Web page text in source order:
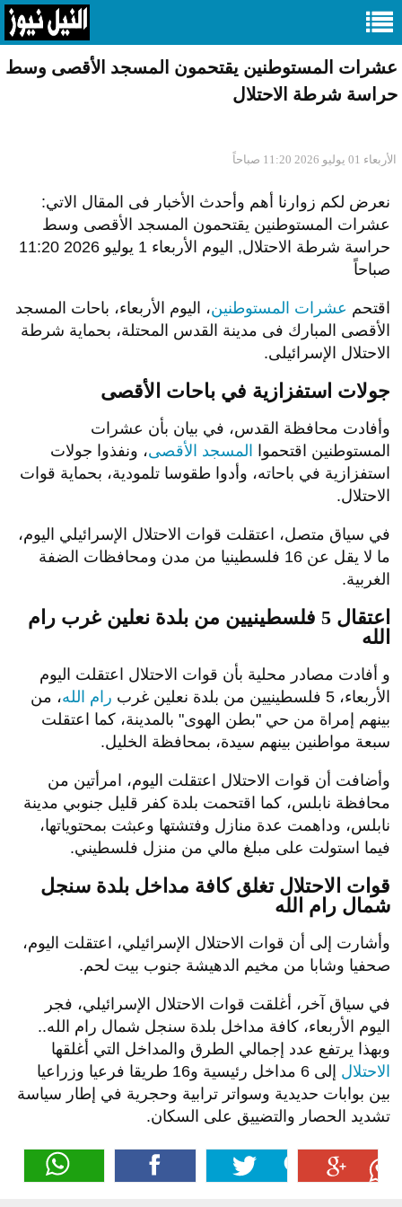
عشرات المستوطنين يقتحمون المسجد الأقصى وسط
حراسة شرطة الاحتلال
الأربعاء 01 يوليو 2026 11:20 صباحاً
نعرض لكم زوارنا أهم وأحدث الأخبار فى المقال الاتي:
عشرات المستوطنين يقتحمون المسجد الأقصى وسط
حراسة شرطة الاحتلال, اليوم الأربعاء 1 يوليو 2026 11:20
صباحاً
اقتحم عشرات المستوطنين، اليوم الأربعاء، باحات المسجد
الأقصى المبارك فى مدينة القدس المحتلة، بحماية شرطة
الاحتلال الإسرائيلى.
جولات استفزازية في باحات الأقصى
وأفادت محافظة القدس، في بيان بأن عشرات
المستوطنين اقتحموا
المسجد الأقصى، ونفذوا جولات
استفزازية في باحاته، وأدوا طقوسا تلمودية، بحماية قوات
الاحتلال.
في سياق متصل، اعتقلت قوات الاحتلال الإسرائيلي اليوم،
ما لا يقل عن 16 فلسطينيا من مدن ومحافظات الضفة
الغربية.
اعتقال 5 فلسطينيين من بلدة نعلين غرب رام
الله
و أفادت مصادر محلية بأن قوات الاحتلال اعتقلت اليوم
الأربعاء، 5 فلسطينيين من بلدة نعلين غرب
رام الله، من
بينهم إمراة من حي "بطن الهوى" بالمدينة، كما اعتقلت
سبعة مواطنين بينهم سيدة، بمحافظة الخليل.
وأضافت أن قوات الاحتلال اعتقلت اليوم، امرأتين من
محافظة نابلس، كما اقتحمت بلدة كفر قليل جنوبي مدينة
نابلس، وداهمت عدة منازل وفتشتها وعبثت بمحتوياتها،
فيما استولت على مبلغ مالي من منزل فلسطيني.
قوات الاحتلال تغلق كافة مداخل بلدة سنجل
شمال رام الله
وأشارت إلى أن قوات الاحتلال الإسرائيلي، اعتقلت اليوم،
صحفيا وشابا من مخيم الدهيشة جنوب بيت لحم.
في سياق آخر، أغلقت قوات الاحتلال الإسرائيلي، فجر
اليوم الأربعاء، كافة مداخل بلدة سنجل شمال رام الله..
وبهذا يرتفع عدد إجمالي الطرق والمداخل التي أغلقها
الاحتلال
إلى 6 مداخل رئيسية و16 طريقا فرعيا وزراعيا
بين بوابات حديدية وسواتر ترابية وحجرية في إطار سياسة
تشديد الحصار والتضييق على السكان.